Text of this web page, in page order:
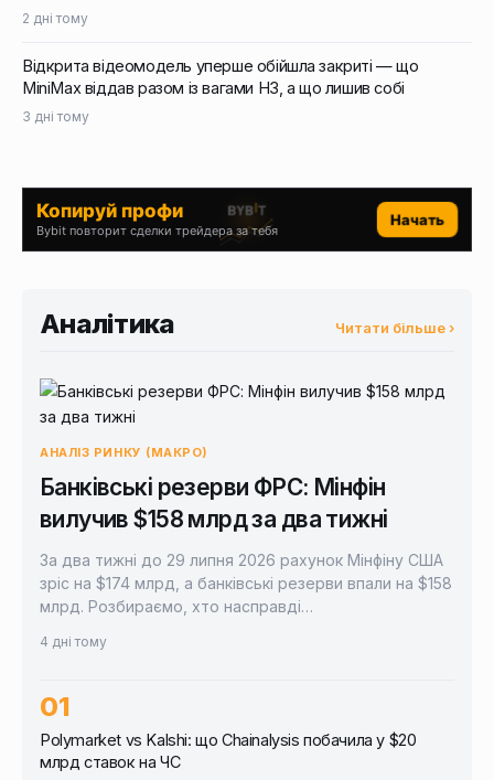
2 дні тому
Відкрита відеомодель уперше обійшла закриті — що
MiniMax віддав разом із вагами H3, а що лишив собі
3 дні тому
Копируй профи
Bybit повторит сделки трейдера за тебя
Начать
Аналітика Читати більше ›
АНАЛІЗ РИНКУ (МАКРО)
Банківські резерви ФРС: Мінфін
вилучив $158 млрд за два тижні
За два тижні до 29 липня 2026 рахунок Мінфіну США
зріс на $174 млрд, а банківські резерви впали на $158
млрд. Розбираємо, хто насправді…
4 дні тому
Polymarket vs Kalshi: що Chainalysis побачила у $20
млрд ставок на ЧС